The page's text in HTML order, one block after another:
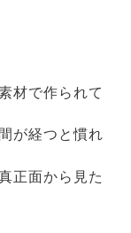
材で作られて
が経つと慣れ
正面から見た